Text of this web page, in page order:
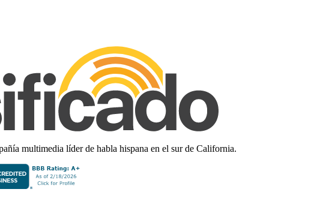
multimedia líder de habla hispana en el sur de California.